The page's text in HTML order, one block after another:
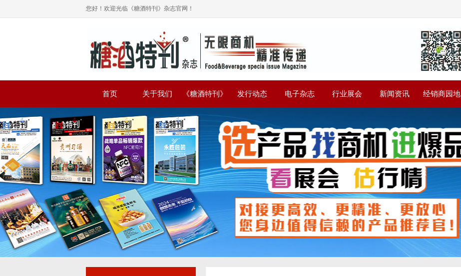
您好！欢迎光临《糖酒特刊》杂志官网！
首页 关于我们 《糖酒特刊》 发行动态 电子杂志 行业展会 新闻资讯 经销商园地